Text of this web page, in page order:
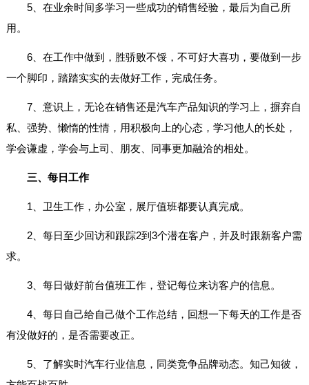
5、在业余时间多学习一些成功的销售经验，最后为自己所
用。
6、在工作中做到，胜骄败不馁，不可好大喜功，要做到一步
一个脚印，踏踏实实的去做好工作，完成任务。
7、意识上，无论在销售还是汽车产品知识的学习上，摒弃自
私、强势、懒惰的性情，用积极向上的心态，学习他人的长处，
学会谦虚，学会与上司、朋友、同事更加融洽的相处。
三、每日工作
1、卫生工作，办公室，展厅值班都要认真完成。
2、每日至少回访和跟踪2到3个潜在客户，并及时跟新客户需
求。
3、每日做好前台值班工作，登记每位来访客户的信息。
4、每日自己给自己做个工作总结，回想一下每天的工作是否
有没做好的，是否需要改正。
5、了解实时汽车行业信息，同类竞争品牌动态。知己知彼，